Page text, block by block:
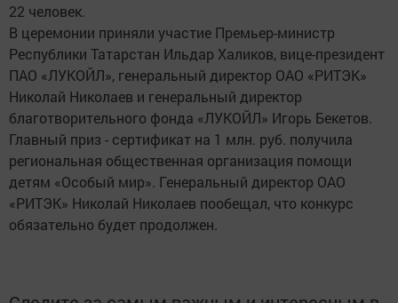
22 человек.
В церемонии приняли участие Премьер-министр
Республики Татарстан Ильдар Халиков, вице-президент
ПАО «ЛУКОЙЛ», генеральный директор ОАО «РИТЭК»
Николай Николаев и генеральный директор
благотворительного фонда «ЛУКОЙЛ» Игорь Бекетов.
Главный приз - сертификат на 1 млн. руб. получила
региональная общественная организация помощи
детям «Особый мир». Генеральный директор ОАО
«РИТЭК» Николай Николаев пообещал, что конкурс
обязательно будет продолжен.